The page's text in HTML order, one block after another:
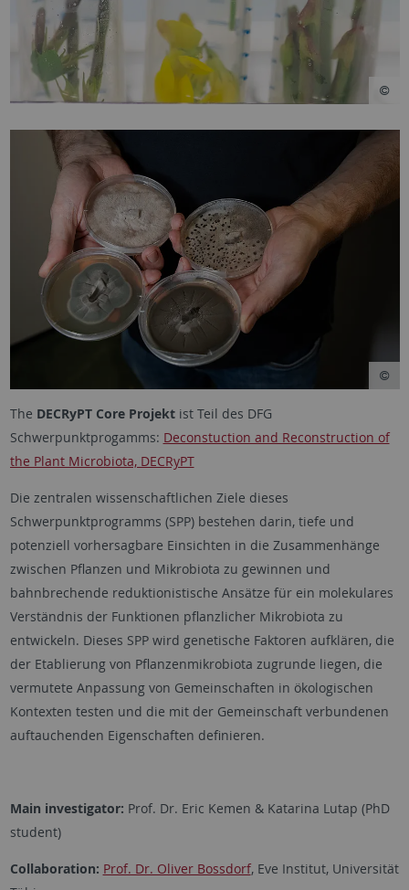
The DECRyPT Core Projektist Teil des DFG
Schwerpunktprogamms: Deconstuction and Reconstruction of
the Plant Microbiota, DECRyPT
Die zentralen wissenschaftlichen Ziele dieses
Schwerpunktprogramms (SPP) bestehen darin, tiefe und
potenziell vorhersagbare Einsichten in die Zusammenhänge
zwischen Pflanzen und Mikrobiota zu gewinnen und
bahnbrechende reduktionistische Ansätze für ein molekulares
Verständnis der Funktionen pflanzlicher Mikrobiota zu
entwickeln. Dieses SPP wird genetische Faktoren aufklären, die
der Etablierung von Pflanzenmikrobiota zugrunde liegen, die
vermutete Anpassung von Gemeinschaften in ökologischen
Kontexten testen und die mit der Gemeinschaft verbundenen
auftauchenden Eigenschaften definieren.
Main investigator: Prof. Dr. Eric Kemen & Katarina Lutap (PhD
student)
Collaboration: Prof. Dr. Oliver Bossdorf, Eve Institut, Universität